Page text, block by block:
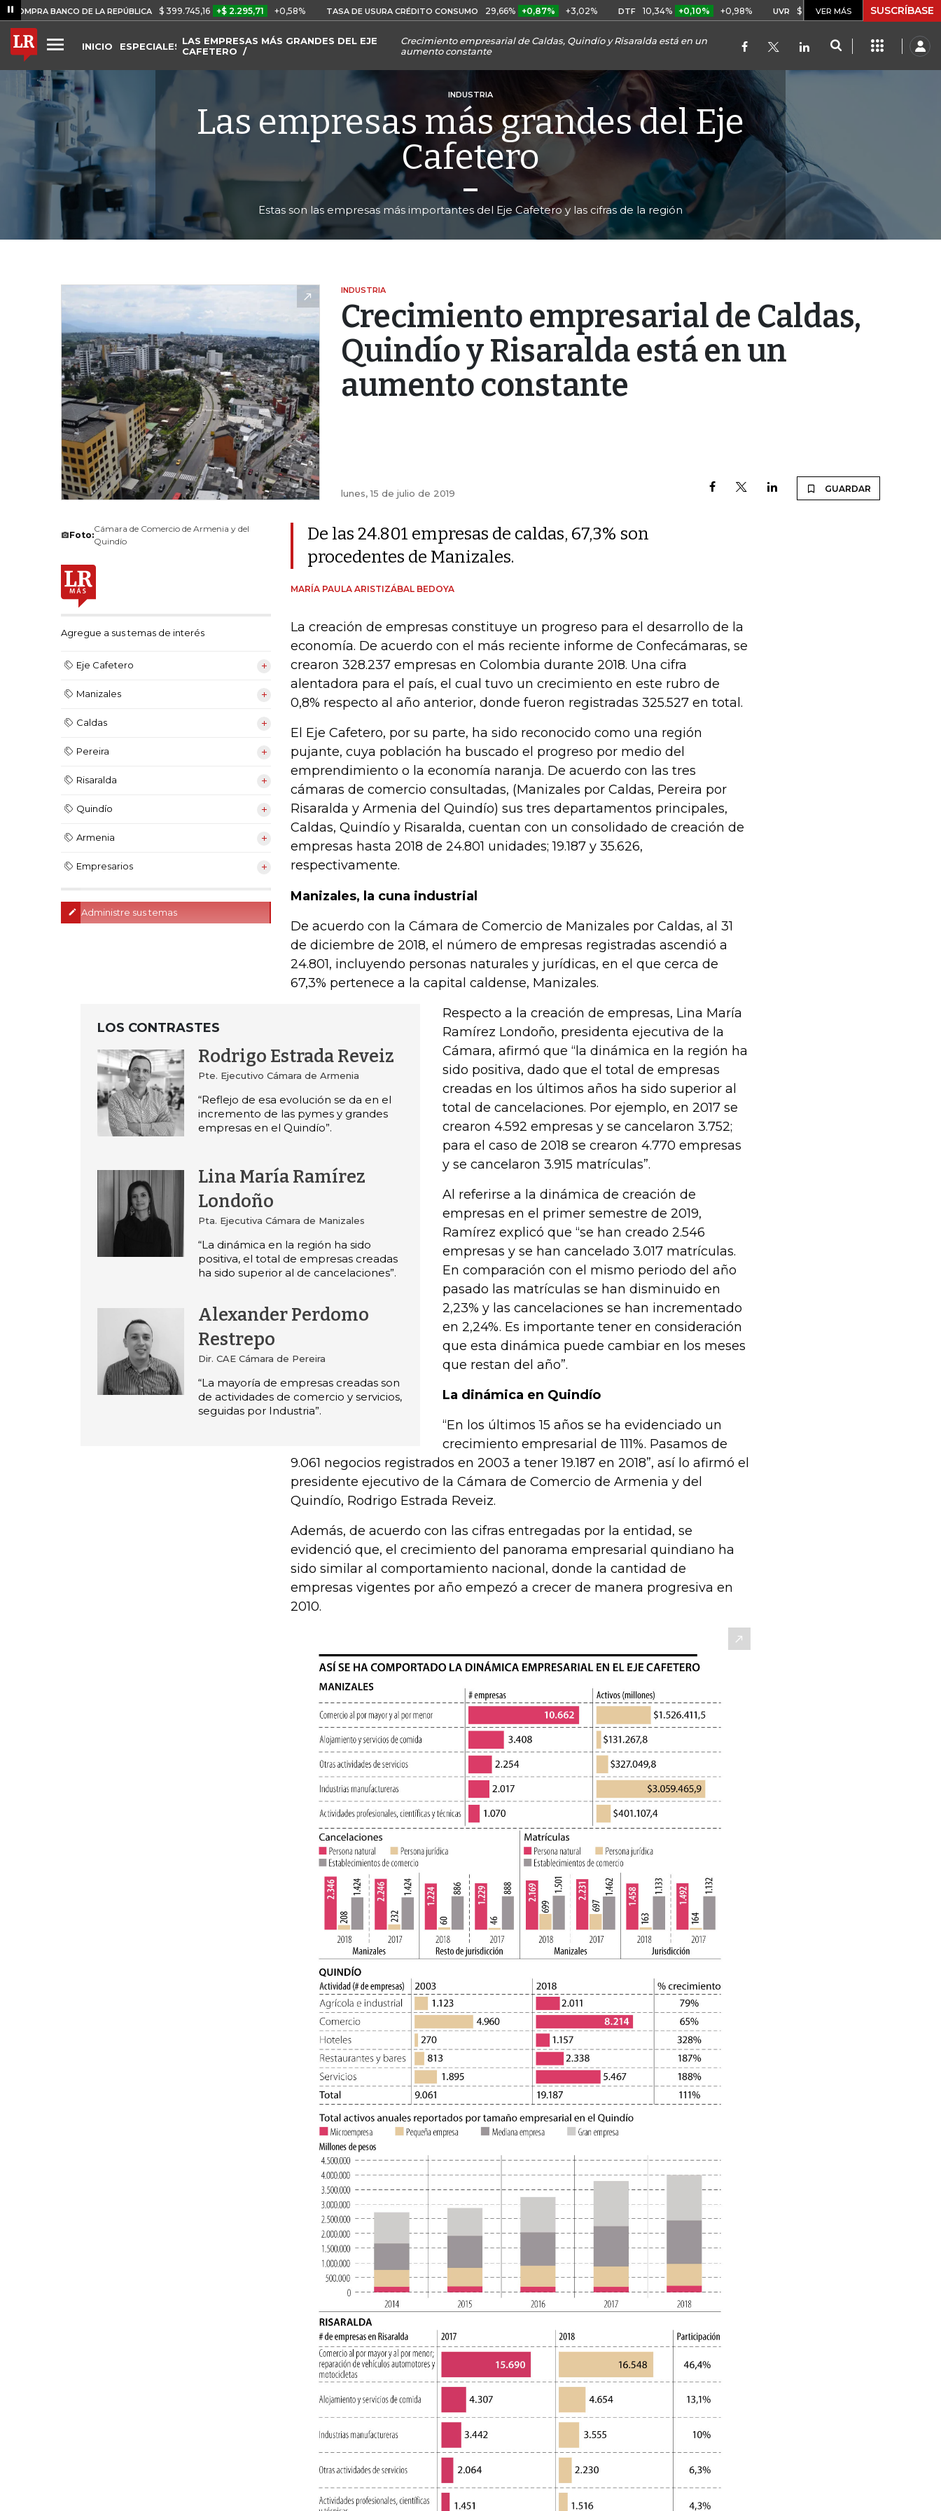
BANCO DE LA REPÚBLICA $ 399.745,16 +$ 2.295,71 +0,58% TASA DE USURA CRÉDITO CONSUMO 29,66% +0,87% +3,02% DTF 10,34% +0,10% +0,98% UVR $ 416,86 +$ 0,05 +0,01% BITCOIN
VER MÁS SUSCRÍBASE
INICIO ESPECIALES LAS EMPRESAS MÁS GRANDES DEL EJE
CAFETERO
Crecimiento empresarial de Caldas, Quindío y Risaralda está en un
aumento constante
INDUSTRIA
Las empresas más grandes del Eje
Cafetero
Estas son las empresas más importantes del Eje Cafetero y las cifras de la región
INDUSTRIA
Crecimiento empresarial de Caldas,
Quindío y Risaralda está en un
aumento constante
lunes, 15 de julio de 2019 GUARDAR
Foto:
Cámara de Comercio de Armenia y del
Quindío
Agregue a sus temas de interés
Eje Cafetero
Manizales
Caldas
Pereira
Risaralda
Quindío
Armenia
Empresarios
Administre sus temas
De las 24.801 empresas de caldas, 67,3% son
procedentes de Manizales.
MARÍA PAULA ARISTIZÁBAL BEDOYA
La creación de empresas constituye un progreso para el desarrollo de la
economía. De acuerdo con el más reciente informe de Confecámaras, se
crearon 328.237 empresas en Colombia durante 2018. Una cifra
alentadora para el país, el cual tuvo un crecimiento en este rubro de
0,8% respecto al año anterior, donde fueron registradas 325.527 en total.
El Eje Cafetero, por su parte, ha sido reconocido como una región
pujante, cuya población ha buscado el progreso por medio del
emprendimiento o la economía naranja. De acuerdo con las tres
cámaras de comercio consultadas, (Manizales por Caldas, Pereira por
Risaralda y Armenia del Quindío) sus tres departamentos principales,
Caldas, Quindío y Risaralda, cuentan con un consolidado de creación de
empresas hasta 2018 de 24.801 unidades; 19.187 y 35.626,
respectivamente.
Manizales, la cuna industrial
De acuerdo con la Cámara de Comercio de Manizales por Caldas, al 31
de diciembre de 2018, el número de empresas registradas ascendió a
24.801, incluyendo personas naturales y jurídicas, en el que cerca de
67,3% pertenece a la capital caldense, Manizales.
LOS CONTRASTES
Rodrigo Estrada Reveiz
Pte. Ejecutivo Cámara de Armenia
“Reflejo de esa evolución se da en el
incremento de las pymes y grandes
empresas en el Quindío”.
Lina María Ramírez
Londoño
Pta. Ejecutiva Cámara de Manizales
“La dinámica en la región ha sido
positiva, el total de empresas creadas
ha sido superior al de cancelaciones”.
Alexander Perdomo
Restrepo
Dir. CAE Cámara de Pereira
“La mayoría de empresas creadas son
de actividades de comercio y servicios,
seguidas por Industria”.
Respecto a la creación de empresas, Lina María
Ramírez Londoño, presidenta ejecutiva de la
Cámara, afirmó que “la dinámica en la región ha
sido positiva, dado que el total de empresas
creadas en los últimos años ha sido superior al
total de cancelaciones. Por ejemplo, en 2017 se
crearon 4.592 empresas y se cancelaron 3.752;
para el caso de 2018 se crearon 4.770 empresas
y se cancelaron 3.915 matrículas”.
Al referirse a la dinámica de creación de
empresas en el primer semestre de 2019,
Ramírez explicó que “se han creado 2.546
empresas y se han cancelado 3.017 matrículas.
En comparación con el mismo periodo del año
pasado las matrículas se han disminuido en
2,23% y las cancelaciones se han incrementado
en 2,24%. Es importante tener en consideración
que esta dinámica puede cambiar en los meses
que restan del año”.
La dinámica en Quindío
“En los últimos 15 años se ha evidenciado un
crecimiento empresarial de 111%. Pasamos de
9.061 negocios registrados en 2003 a tener 19.187 en 2018”, así lo afirmó el
presidente ejecutivo de la Cámara de Comercio de Armenia y del
Quindío, Rodrigo Estrada Reveiz.
Además, de acuerdo con las cifras entregadas por la entidad, se
evidenció que, el crecimiento del panorama empresarial quindiano ha
sido similar al comportamiento nacional, donde la cantidad de
empresas vigentes por año empezó a crecer de manera progresiva en
2010.